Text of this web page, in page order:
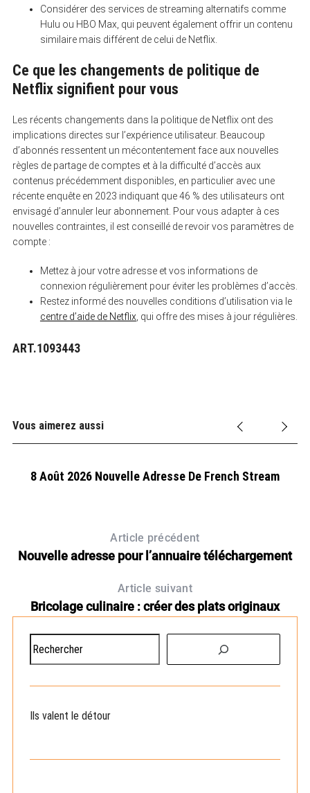
Considérer des services de streaming alternatifs comme
Hulu ou HBO Max, qui peuvent également offrir un contenu
similaire mais différent de celui de Netflix.
Ce que les changements de politique de
Netflix signifient pour vous
Les récents changements dans la politique de Netflix ont des
implications directes sur l’expérience utilisateur. Beaucoup
d’abonnés ressentent un mécontentement face aux nouvelles
règles de partage de comptes et à la difficulté d’accès aux
contenus précédemment disponibles, en particulier avec une
récente enquête en 2023 indiquant que 46 % des utilisateurs ont
envisagé d’annuler leur abonnement. Pour vous adapter à ces
nouvelles contraintes, il est conseillé de revoir vos paramètres de
compte :
Mettez à jour votre adresse et vos informations de
connexion régulièrement pour éviter les problèmes d’accès.
Restez informé des nouvelles conditions d’utilisation via le
centre d’aide de Netflix, qui offre des mises à jour régulières.
ART.1093443
Vous aimerez aussi
8 Août 2026 Nouvelle Adresse De French Stream
Article précédent
Nouvelle adresse pour l’annuaire téléchargement
Article suivant
Bricolage culinaire : créer des plats originaux
e
h
r Ils valent le détour